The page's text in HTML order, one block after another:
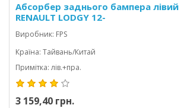
Абсорбер заднього бампера
RENAULT LODGY 12-
Виробник: FPS
Країна: Тайвань/Китай
Примітка: лів.+пра.
3 159,40 грн.